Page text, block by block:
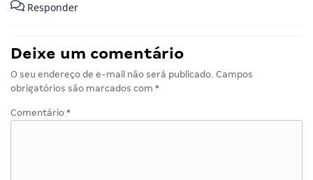
Responder
Deixe um comentário
O seu endereço de e-mail não será publicado. Campos
obrigatórios são marcados com *
Comentário *